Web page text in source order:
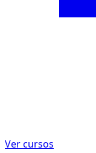
Ver cursos